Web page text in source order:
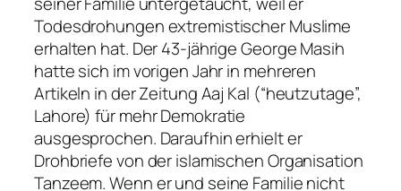
Todesdrohungen extremistischer Muslime
erhalten hat. Der 43-jährige George Masih
hatte sich im vorigen Jahr in mehreren
Artikeln in der Zeitung Aaj Kal (“heutzutage”,
Lahore) für mehr Demokratie
ausgesprochen. Daraufhin erhielt er
Drohbriefe von der islamischen Organisation
Tanzeem. Wenn er und seine Familie nicht